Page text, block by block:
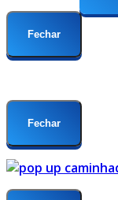
Fechar
Fechar